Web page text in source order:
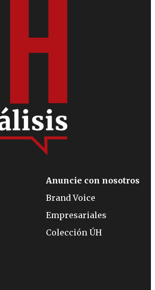
Anuncie con nosotros
Brand Voice
Empresariales
Colección ÚH